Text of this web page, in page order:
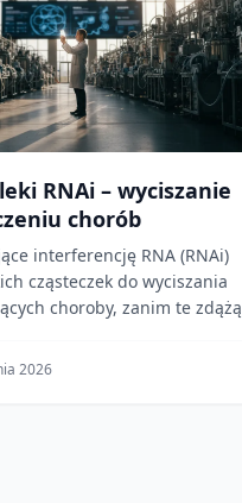
RNAi – wyciszanie
chorób
interferencję RNA (RNAi)
cząsteczek do wyciszania
choroby, zanim te zdążą
2026